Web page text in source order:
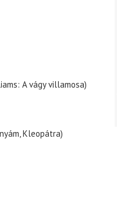
A vágy villamosa)
Kleopátra)